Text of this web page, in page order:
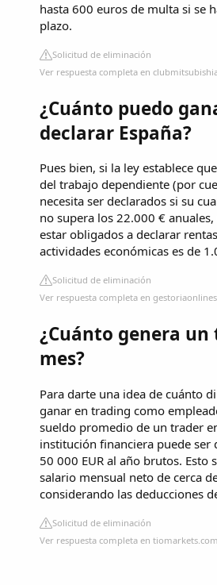
hasta 600 euros de multa si se
plazo.
Solicitud de eliminación
Ver respuesta completa en
¿Cuánto puedo
declarar España?
Pues bien, si la ley establece
del trabajo dependiente (por
necesita ser declarados si su
no supera los 22.000 €
estar obligados a declarar
actividades económicas es de
Solicitud de eliminación
Ver respuesta completa en
¿Cuánto genera
mes?
Para darte una idea de cuánto
ganar en trading como
sueldo promedio de un trader
institución financiera puede ser
50 000 EUR al año brutos. Esto
salario mensual neto de cerca
considerando las deducciones
Solicitud de eliminación
Ver respuesta completa en tiomarkets.com